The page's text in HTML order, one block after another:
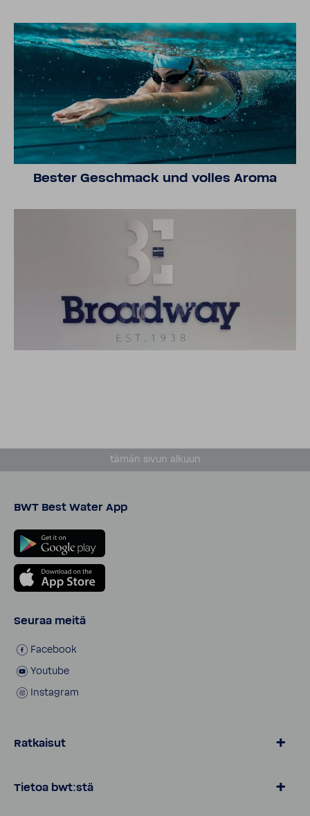
Bester Geschmack und volles Aroma
tämän sivun alkuun
BWT Best Water App
Seuraa meitä
Facebook
Youtube
Instagram
Ratkaisut
Tuotteet kotiin
Tietoa bwt:stä